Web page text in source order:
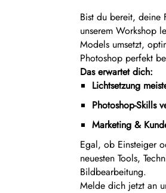
Bist du bereit, deine
unserem Workshop
Models umsetzt,
Photoshop perfekt
Das erwartet dich:
Lichtsetzung
Photoshop-Skills
Marketing &
Egal, ob Einsteiger
neuesten Tools,
Bildbearbeitung.
Melde dich jetzt an